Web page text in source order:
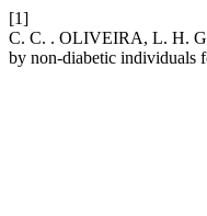
[1]
C. C. . OLIVEIRA, L. H. G.
by non-diabetic individuals